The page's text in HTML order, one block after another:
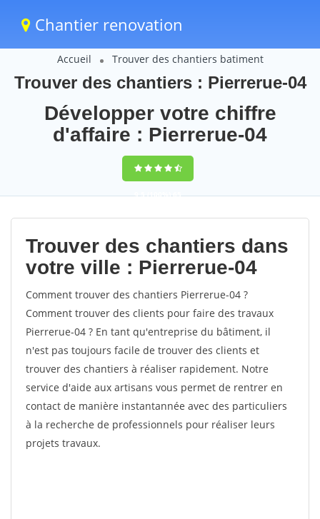
Chantier renovation
Accueil Trouver des chantiers batiment
Trouver des chantiers : Pierrerue-04
Développer votre chiffre
d'affaire : Pierrerue-04
9,5(100%)65
votes
Trouver des chantiers dans
votre ville : Pierrerue-04
Comment trouver des chantiers Pierrerue-04 ?
Comment trouver des clients pour faire des travaux
Pierrerue-04 ? En tant qu'entreprise du bâtiment, il
n'est pas toujours facile de trouver des clients et
trouver des chantiers à réaliser rapidement. Notre
service d'aide aux artisans vous permet de rentrer en
contact de manière instantannée avec des particuliers
à la recherche de professionnels pour réaliser leurs
projets travaux.